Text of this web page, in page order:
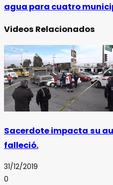
agua para cuatro
Videos Relacionados
Sacerdote impacta su
falleció.
31/12/2019
0